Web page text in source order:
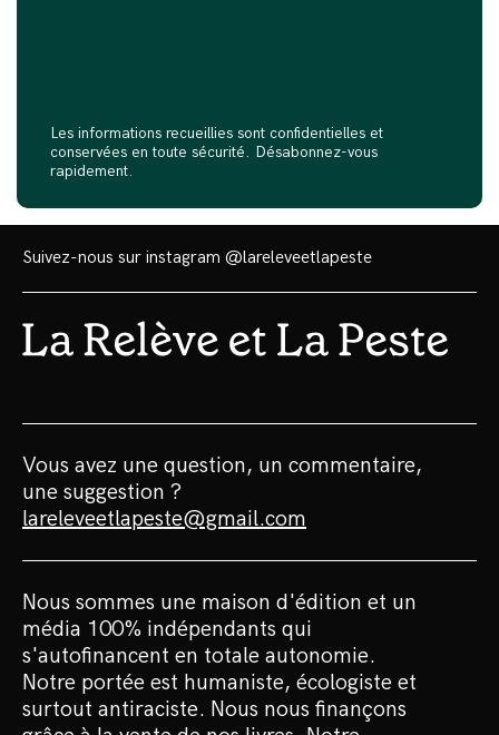
Les informations recueillies sont confidentielles et
conservées en toute sécurité. Désabonnez-vous
rapidement.
Suivez-nous sur instagram @lareleveetlapeste
Vous avez une question, un commentaire,
une suggestion ?
lareleveetlapeste@gmail.com
Nous sommes une maison d'édition et un
média 100% indépendants qui
s'autofinancent en totale autonomie.
Notre portée est humaniste, écologiste et
surtout antiraciste. Nous nous finançons